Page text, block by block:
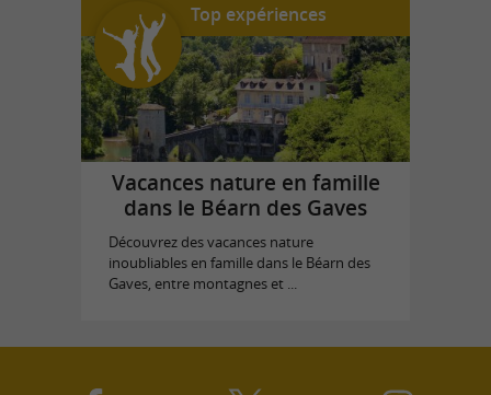
Top expériences
Vacances nature en famille
dans le Béarn des Gaves
Découvrez des vacances nature
inoubliables en famille dans le Béarn des
Gaves, entre montagnes et ...